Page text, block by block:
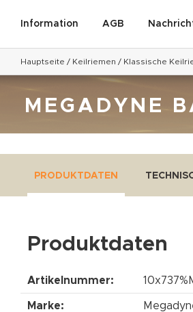
Information AGB
Hauptseite / Keilriemen / Klassische
MEGADYNE
PRODUKTDATEN
Produktdaten
Artikelnummer:
Marke: